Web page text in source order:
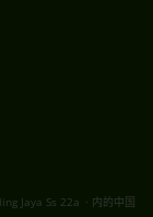
Jaya Ss 22a . 内的中国